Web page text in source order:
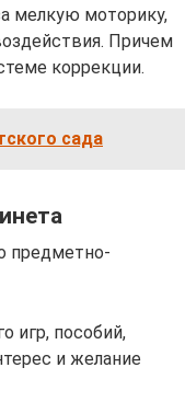
мелкую моторику,
Причем
коррекции.
сада
предметно-
игр, пособий,
и желание